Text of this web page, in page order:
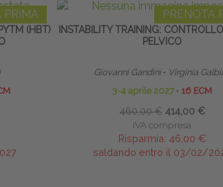
PRIMA
(HBT)
PRENOTA
INSTABILITY TRAINING:
PELVICO
Giovanni Gandini ∙ Virginia
3-4 aprile 2027 ∙ 16 ECM
460,00 € 414,00 €
IVA compresa
Risparmia: 46,00 €
saldando entro il 03/02/